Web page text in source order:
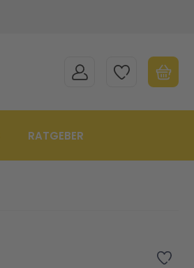
MEIN KONTOMEINE WUNSCHLISTE
RATGEBER
Zur